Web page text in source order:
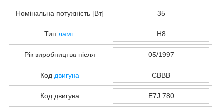
Номінальна потужність [Вт] 35
Тип ламп H8
Рік виробництва після 05/1997
Код двигуна CBBB
Код двигуна E7J 780